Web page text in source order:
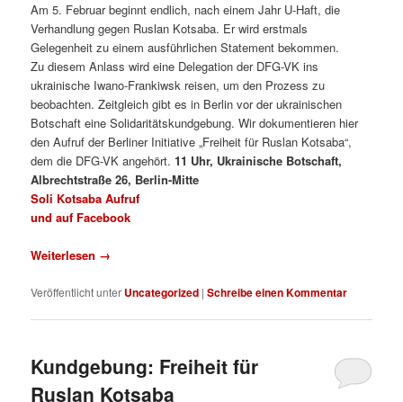
Am 5. Februar beginnt endlich, nach einem Jahr U-Haft, die
Verhandlung gegen Ruslan Kotsaba. Er wird erstmals
Gelegenheit zu einem ausführlichen Statement bekommen.
Zu diesem Anlass wird eine Delegation der DFG-VK ins
ukrainische Iwano-Frankiwsk reisen, um den Prozess zu
beobachten. Zeitgleich gibt es in Berlin vor der ukrainischen
Botschaft eine Solidaritätskundgebung. Wir dokumentieren hier
den Aufruf der Berliner Initiative „Freiheit für Ruslan Kotsaba“,
dem die DFG-VK angehört.11 Uhr, Ukrainische Botschaft,
Albrechtstraße 26, Berlin-Mitte
Soli Kotsaba Aufruf
und auf Facebook
Weiterlesen →
Veröffentlicht unter Uncategorized |Schreibe einen Kommentar
Kundgebung: Freiheit für
Ruslan Kotsaba